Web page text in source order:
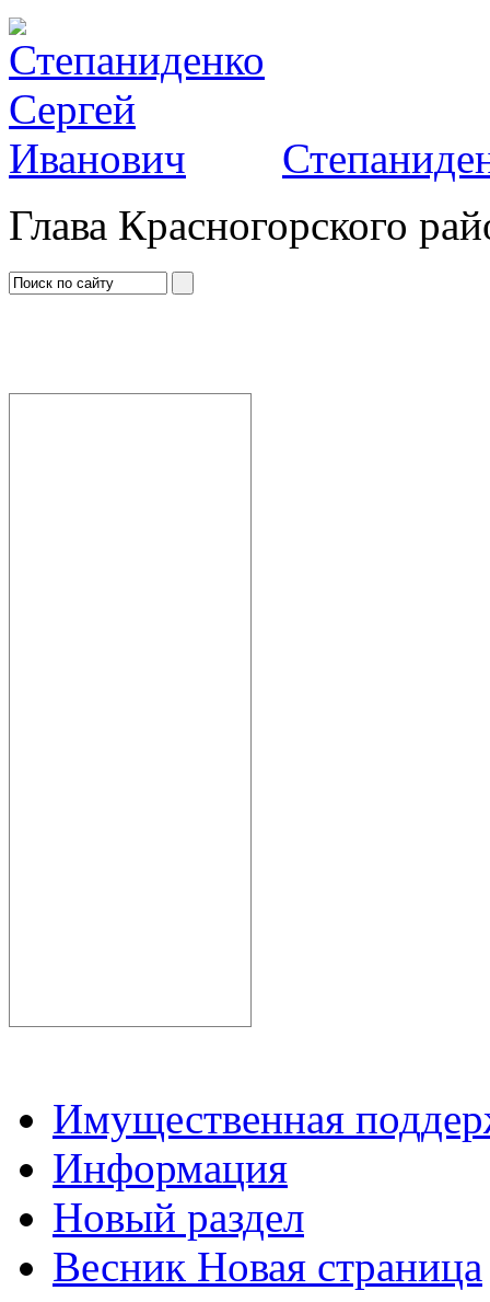
Глава Красногорского
Имущественная
Информация
Новый раздел
Весник Новая страница